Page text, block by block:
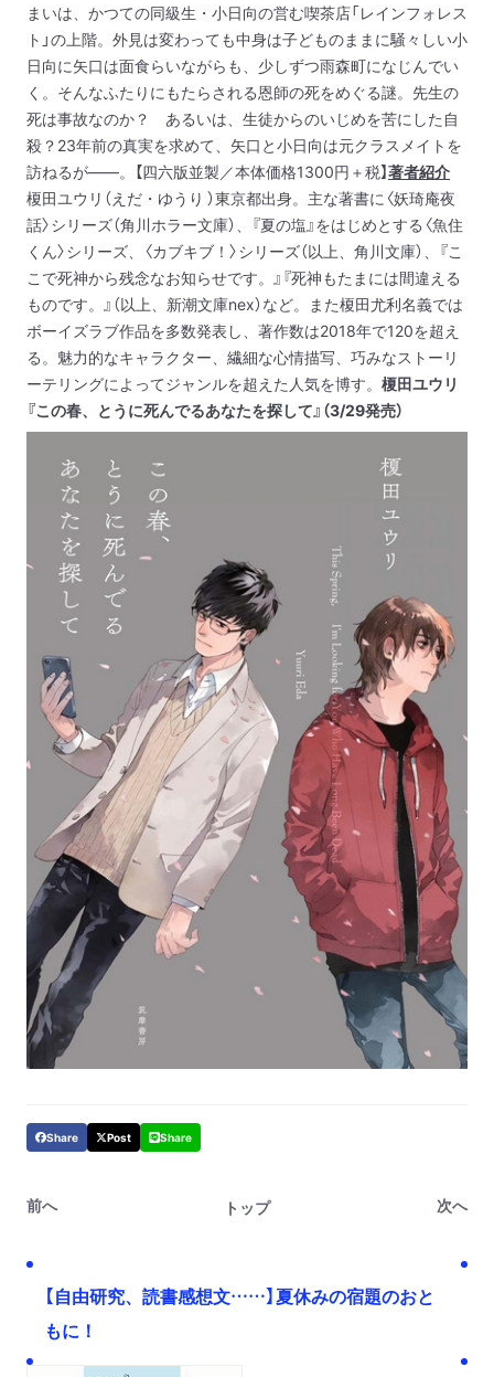
まいは、かつての同級生・小日向の営む喫茶店「レインフォレス
ト」の上階。外見は変わっても中身は子どものままに騒々しい小
日向に矢口は面食らいながらも、少しずつ雨森町になじんでい
く。 そんなふたりにもたらされる恩師の死をめぐる謎。先生の
死は事故なのか？ あるいは、生徒からのいじめを苦にした自
殺？ 23年前の真実を求めて、矢口と小日向は元クラスメイトを
訪ねるが――。 【四六版並製／本体価格1300円＋税】著者紹介
榎田ユウリ（えだ・ゆうり ）東京都出身。主な著書に〈妖琦庵夜
話〉シリーズ（角川ホラー文庫）、『夏の塩』をはじめとする〈魚住
くん〉シリーズ、〈カブキブ！〉シリーズ（以上、角川文庫）、『こ
こで死神から残念なお知らせです。』『死神もたまには間違える
ものです。』（以上、新潮文庫nex）など。また榎田尤利名義では
ボーイズラブ作品を多数発表し、著作数は2018年で120を超え
る。 魅力的なキャラクター、繊細な心情描写、巧みなストーリ
ーテリングによってジャンルを超えた人気を博す。 榎田ユウリ
『この春、とうに死んでるあなたを探して』（3/29発売）
Share Post Share
前へ トップ 次へ
【自由研究、読書感想文……】夏休みの宿題のおと
もに！